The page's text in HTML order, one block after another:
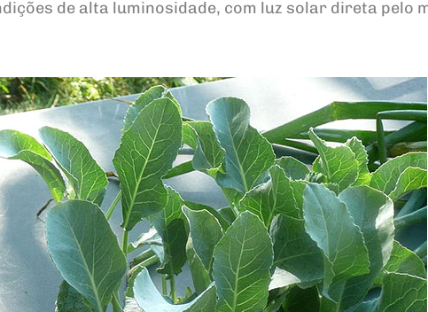
de alta luminosidade, com luz solar direta pelo